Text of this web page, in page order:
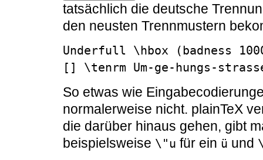
tatsächlich die deutsche
den neusten Trennmustern
Underfull \hbox (badness
[] \tenrm Um-ge-hungs-
So etwas wie
normalerweise nicht. plainTeX
die darüber hinaus gehen, gibt
beispielsweise \"u für ein ü und